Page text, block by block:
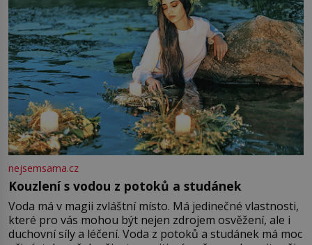
nejsemsama.cz
Kouzlení s vodou z potoků a studánek
Voda má v magii zvláštní místo. Má jedinečné vlastnosti,
které pro vás mohou být nejen zdrojem osvěžení, ale i
duchovní síly a léčení. Voda z potoků a studánek má moc